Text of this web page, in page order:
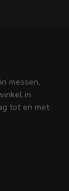
messen,
in
tot en met